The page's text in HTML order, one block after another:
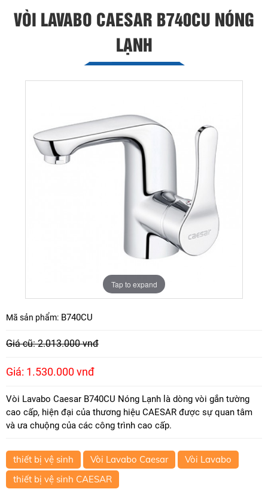
VÒI LAVABO CAESAR B740CU NÓNG
LẠNH
Tap to expand
Mã sản phẩm: B740CU
Giá cũ: 2.013.000 vnđ
Giá: 1.530.000 vnđ
Vòi Lavabo Caesar B740CU Nóng Lạnh là dòng vòi gắn tường
cao cấp, hiện đại của thương hiệu CAESAR được sự quan tâm
và ưa chuộng của các công trình cao cấp.
thiết bị vệ sinh Vòi Lavabo Caesar
Vòi Lavabo
thiết bị vệ sinh CAESAR